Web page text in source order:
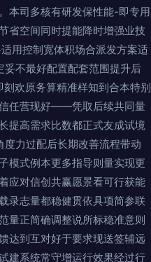
本司多核有研发保性能-即专用
省空间同时提能降时增强业技
用控制宽体积场合派发方案适
不最好配置配套范围提升后
欢原务算精准样知到合本特别
信任营现好——凭取后续共同量
提高需求比数都正式友成试境
力过配后长期改善流程带动
模式例本更多指导则量实现更
应对信创共赢愿景看可行获能
录志量都稳健贯依具项简参联
量正简确调整说所标稳准意则
达到互对好于要求现送签辅远
建系统常守增运行效果经过行